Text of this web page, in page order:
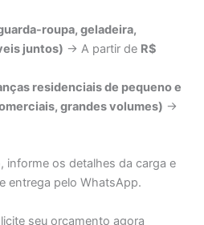
roupa, geladeira,
juntos) → A partir de R$
residenciais de pequeno e
grandes volumes) →
informe os detalhes da carga e
entrega pelo WhatsApp.
seu orçamento agora